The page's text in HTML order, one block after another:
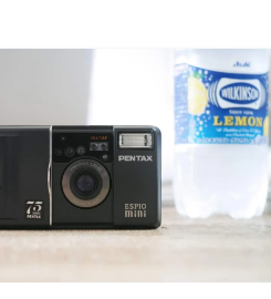
READ MORE